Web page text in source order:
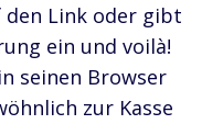
Link oder gibt
ein und voilà!
seinen Browser
zur Kasse